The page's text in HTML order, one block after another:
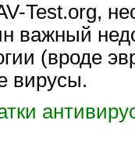
Test.org,
важный
(вроде
вирусы.